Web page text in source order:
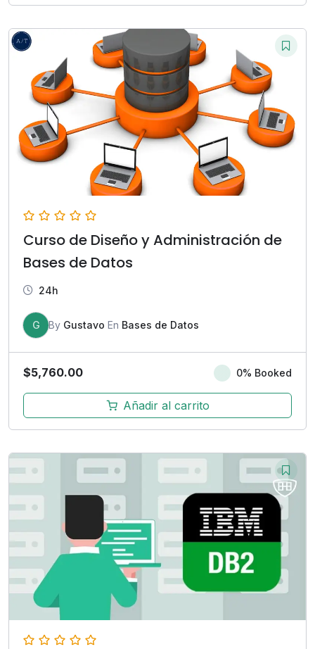
Curso de Diseño y Administración de
Bases de Datos
24h
G By Gustavo En Bases de Datos
$5,760.00 0% Booked
Añadir al carrito